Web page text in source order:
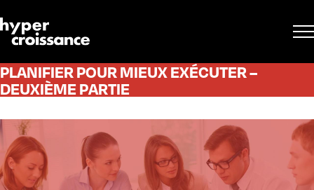
PLANIFIER POUR MIEUX EXÉCUTER –
DEUXIÈME PARTIE